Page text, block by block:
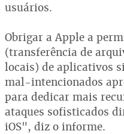
usuários.
Obrigar a Apple a
(transferência de
locais) de aplicativos
mal-intencionados
para dedicar mais
ataques sofisticados
iOS", diz o informe.